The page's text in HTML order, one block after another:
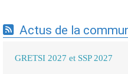
Actus de la
GRETSI 2027 et SSP 2027